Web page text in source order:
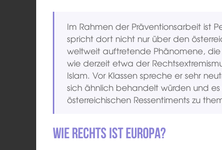
Im Rahmen der Präventionsarbeit ist
spricht dort nicht nur über den
weltweit auftretende Phänomene,
wie derzeit etwa der
Islam. Vor Klassen spreche er sehr
sich ähnlich behandelt würden und
österreichischen Ressentiments zu
Wie rechts ist Europa?